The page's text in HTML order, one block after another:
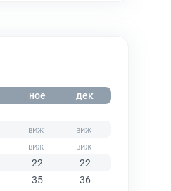
ное дек
22
22
35 36